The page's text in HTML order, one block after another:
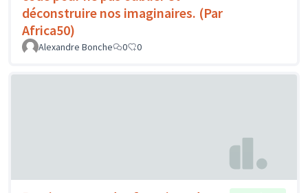
déconstruire nos imaginaires. (Par
Africa50)
Alexandre Bonche 0 0